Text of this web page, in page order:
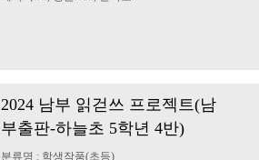
2024 남부 읽걷쓰 프로젝트(남
부출판-하늘초 5학년 4반)
분류명 : 학생작품(초등)